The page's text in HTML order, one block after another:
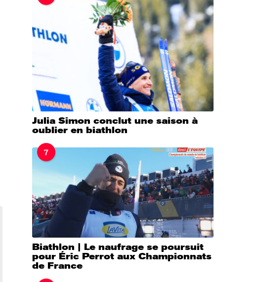
Julia Simon conclut une saison à
oublier en biathlon
7
Biathlon | Le naufrage se poursuit
pour Éric Perrot aux Championnats
de France